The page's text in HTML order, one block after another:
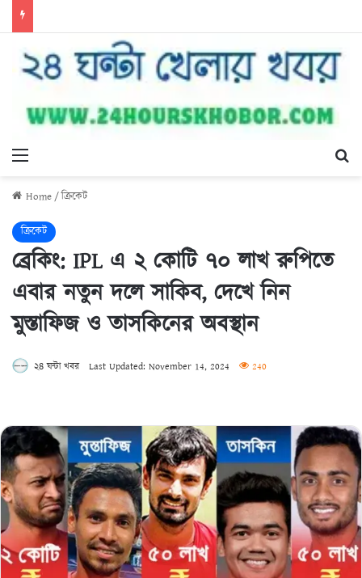
Menu
Home/ক্রিকেট
ক্রিকেট
ব্রেকিং: IPL এ ২ কোটি ৭০ লাখ রুপিতে
এবার নতুন দলে সাকিব, দেখে নিন
মুস্তাফিজ ও তাসকিনের অবস্থান
২৪ ঘন্টা খবর Last Updated: November 14, 2024 240